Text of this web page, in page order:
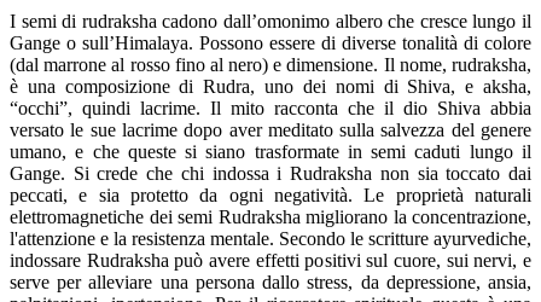
I semi di rudraksha cadono dall’omonimo albero che cresce lungo il
Gange o sull’Himalaya. Possono essere di diverse tonalità di colore
(dal marrone al rosso fino al nero) e dimensione. Il nome, rudraksha,
è una composizione di Rudra, uno dei nomi di Shiva, e aksha,
“occhi”, quindi lacrime. Il mito racconta che il dio Shiva abbia
versato le sue lacrime dopo aver meditato sulla salvezza del genere
umano, e che queste si siano trasformate in semi caduti lungo il
Gange. Si crede che chi indossa i Rudraksha non sia toccato dai
peccati, e sia protetto da ogni negatività. Le proprietà naturali
elettromagnetiche dei semi Rudraksha migliorano la concentrazione,
l'attenzione e la resistenza mentale. Secondo le scritture ayurvediche,
indossare Rudraksha può avere effetti positivi sul cuore, sui nervi, e
serve per alleviare una persona dallo stress, da depressione, ansia,